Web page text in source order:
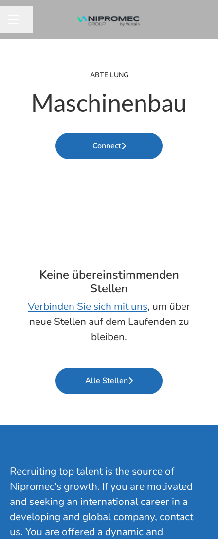
ABTEILUNG
Maschinenbau
Connect
Keine übereinstimmenden
Stellen
Verbinden Sie sich mit uns, um über
neue Stellen auf dem Laufenden zu
bleiben.
Alle Stellen
Recruiting top talent is the source of
Nipromec’s growth. If you are motivated
and seeking an international career in a
developing and global company, contact
us. You are offered a dynamic and